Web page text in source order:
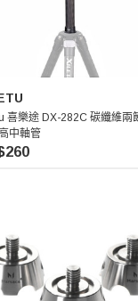
喜樂途 DX-282C 碳纖維兩
中軸管